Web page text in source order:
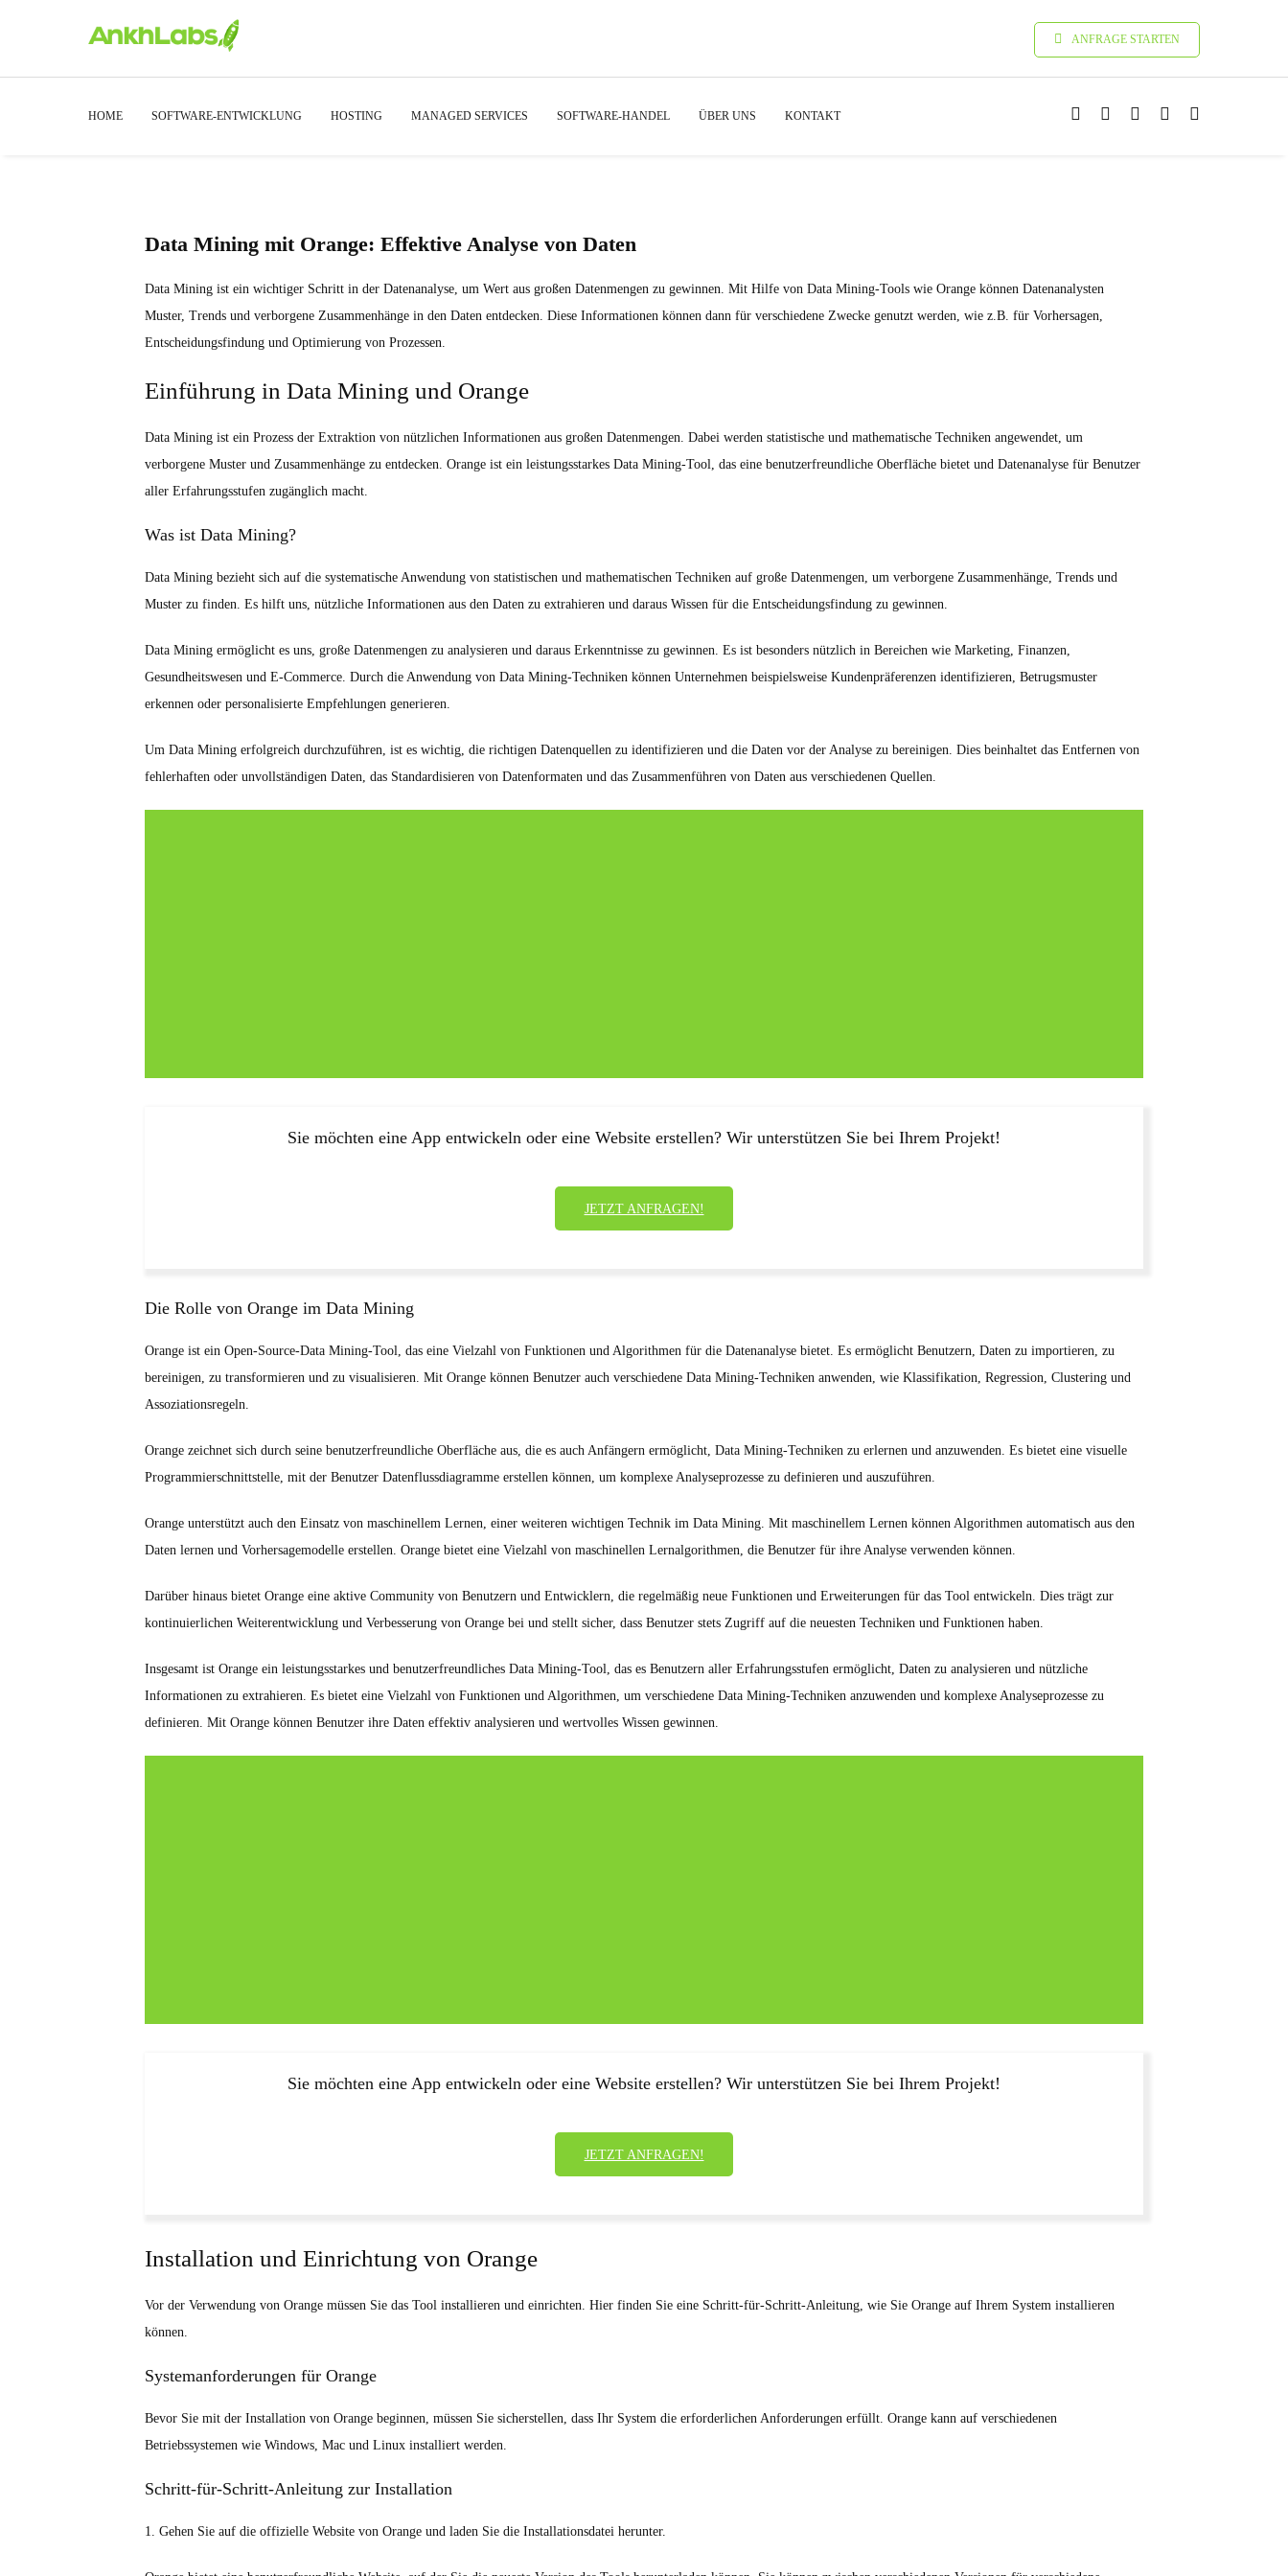
ANFRAGE STARTEN
HOME SOFTWARE-ENTWICKLUNG HOSTING MANAGED SERVICES SOFTWARE-HANDEL ÜBER UNS KONTAKT
Data Mining mit Orange: Effektive Analyse von Daten
Data Mining ist ein wichtiger Schritt in der Datenanalyse, um Wert aus großen Datenmengen zu gewinnen. Mit Hilfe von Data Mining-Tools wie Orange können Datenanalysten
Muster, Trends und verborgene Zusammenhänge in den Daten entdecken. Diese Informationen können dann für verschiedene Zwecke genutzt werden, wie z.B. für Vorhersagen,
Entscheidungsfindung und Optimierung von Prozessen.
Einführung in Data Mining und Orange
Data Mining ist ein Prozess der Extraktion von nützlichen Informationen aus großen Datenmengen. Dabei werden statistische und mathematische Techniken angewendet, um
verborgene Muster und Zusammenhänge zu entdecken. Orange ist ein leistungsstarkes Data Mining-Tool, das eine benutzerfreundliche Oberfläche bietet und Datenanalyse für Benutzer
aller Erfahrungsstufen zugänglich macht.
Was ist Data Mining?
Data Mining bezieht sich auf die systematische Anwendung von statistischen und mathematischen Techniken auf große Datenmengen, um verborgene Zusammenhänge, Trends und
Muster zu finden. Es hilft uns, nützliche Informationen aus den Daten zu extrahieren und daraus Wissen für die Entscheidungsfindung zu gewinnen.
Data Mining ermöglicht es uns, große Datenmengen zu analysieren und daraus Erkenntnisse zu gewinnen. Es ist besonders nützlich in Bereichen wie Marketing, Finanzen,
Gesundheitswesen und E-Commerce. Durch die Anwendung von Data Mining-Techniken können Unternehmen beispielsweise Kundenpräferenzen identifizieren, Betrugsmuster
erkennen oder personalisierte Empfehlungen generieren.
Um Data Mining erfolgreich durchzuführen, ist es wichtig, die richtigen Datenquellen zu identifizieren und die Daten vor der Analyse zu bereinigen. Dies beinhaltet das Entfernen von
fehlerhaften oder unvollständigen Daten, das Standardisieren von Datenformaten und das Zusammenführen von Daten aus verschiedenen Quellen.
Sie möchten eine App entwickeln oder eine Website erstellen? Wir unterstützen Sie bei Ihrem Projekt!
JETZT ANFRAGEN!
Die Rolle von Orange im Data Mining
Orange ist ein Open-Source-Data Mining-Tool, das eine Vielzahl von Funktionen und Algorithmen für die Datenanalyse bietet. Es ermöglicht Benutzern, Daten zu importieren, zu
bereinigen, zu transformieren und zu visualisieren. Mit Orange können Benutzer auch verschiedene Data Mining-Techniken anwenden, wie Klassifikation, Regression, Clustering und
Assoziationsregeln.
Orange zeichnet sich durch seine benutzerfreundliche Oberfläche aus, die es auch Anfängern ermöglicht, Data Mining-Techniken zu erlernen und anzuwenden. Es bietet eine visuelle
Programmierschnittstelle, mit der Benutzer Datenflussdiagramme erstellen können, um komplexe Analyseprozesse zu definieren und auszuführen.
Orange unterstützt auch den Einsatz von maschinellem Lernen, einer weiteren wichtigen Technik im Data Mining. Mit maschinellem Lernen können Algorithmen automatisch aus den
Daten lernen und Vorhersagemodelle erstellen. Orange bietet eine Vielzahl von maschinellen Lernalgorithmen, die Benutzer für ihre Analyse verwenden können.
Darüber hinaus bietet Orange eine aktive Community von Benutzern und Entwicklern, die regelmäßig neue Funktionen und Erweiterungen für das Tool entwickeln. Dies trägt zur
kontinuierlichen Weiterentwicklung und Verbesserung von Orange bei und stellt sicher, dass Benutzer stets Zugriff auf die neuesten Techniken und Funktionen haben.
Insgesamt ist Orange ein leistungsstarkes und benutzerfreundliches Data Mining-Tool, das es Benutzern aller Erfahrungsstufen ermöglicht, Daten zu analysieren und nützliche
Informationen zu extrahieren. Es bietet eine Vielzahl von Funktionen und Algorithmen, um verschiedene Data Mining-Techniken anzuwenden und komplexe Analyseprozesse zu
definieren. Mit Orange können Benutzer ihre Daten effektiv analysieren und wertvolles Wissen gewinnen.
Sie möchten eine App entwickeln oder eine Website erstellen? Wir unterstützen Sie bei Ihrem Projekt!
JETZT ANFRAGEN!
Installation und Einrichtung von Orange
Vor der Verwendung von Orange müssen Sie das Tool installieren und einrichten. Hier finden Sie eine Schritt-für-Schritt-Anleitung, wie Sie Orange auf Ihrem System installieren
können.
Systemanforderungen für Orange
Bevor Sie mit der Installation von Orange beginnen, müssen Sie sicherstellen, dass Ihr System die erforderlichen Anforderungen erfüllt. Orange kann auf verschiedenen
Betriebssystemen wie Windows, Mac und Linux installiert werden.
Schritt-für-Schritt-Anleitung zur Installation
1. Gehen Sie auf die offizielle Website von Orange und laden Sie die Installationsdatei herunter.